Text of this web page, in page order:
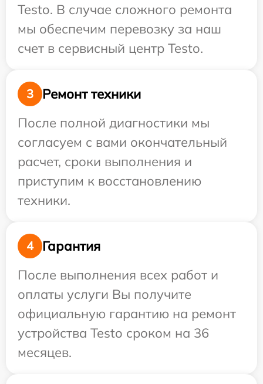
Testo. В случае сложного ремонта
мы обеспечим перевозку за наш
счет в сервисный центр Testo.
3
Ремонт техники
После полной диагностики мы
согласуем с вами окончательный
расчет, сроки выполнения и
приступим к восстановлению
техники.
4
Гарантия
После выполнения всех работ и
оплаты услуги Вы получите
официальную гарантию на ремонт
устройства Testo сроком на 36
месяцев.